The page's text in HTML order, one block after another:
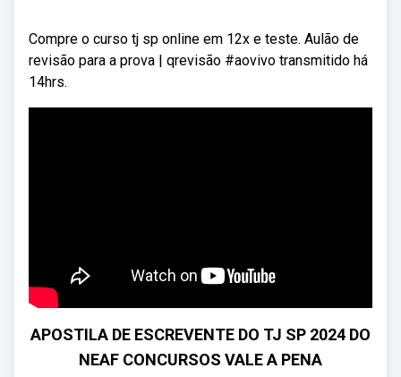
Compre o curso tj sp online em 12x e teste. Aulão de
revisão para a prova | qrevisão #aovivo transmitido há
14hrs.
APOSTILA DE ESCREVENTE DO TJ SP 2024 DO
NEAF CONCURSOS VALE A PENA